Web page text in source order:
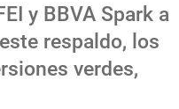
y BBVA Spark a
respaldo, los
verdes,